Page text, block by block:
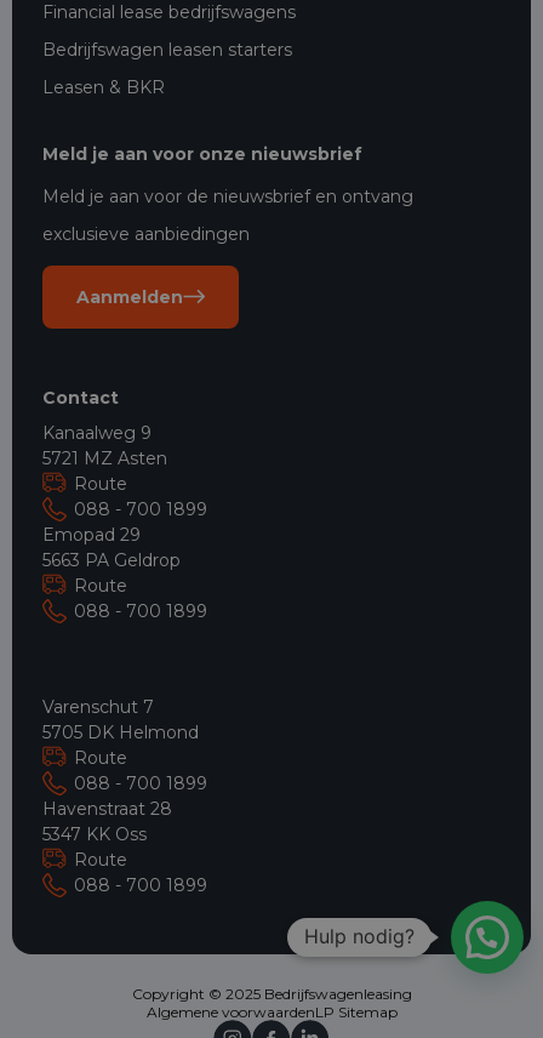
Financial lease bedrijfswagens
Bedrijfswagen leasen starters
Leasen & BKR
Meld je aan voor onze nieuwsbrief
Meld je aan voor de nieuwsbrief en ontvang
exclusieve aanbiedingen
Aanmelden
Contact
Kanaalweg 9
5721 MZ Asten
Route
088 - 700 1899
Emopad 29
5663 PA Geldrop
Route
088 - 700 1899
Varenschut 7
5705 DK Helmond
Route
088 - 700 1899
Havenstraat 28
5347 KK Oss
Route
088 - 700 1899
Copyright © 2025 Bedrijfswagenleasing
Algemene voorwaardenLP Sitemap
Hulp nodig?